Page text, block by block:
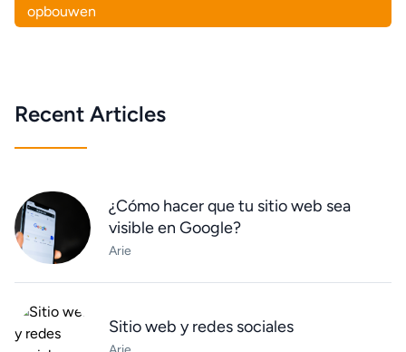
opbouwen
Recent Articles
¿Cómo hacer que tu sitio web sea
visible en Google?
Arie
Sitio web y redes sociales